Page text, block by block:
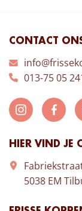
CONTACT
013-75 05
HIER VIND JE
5038 EM